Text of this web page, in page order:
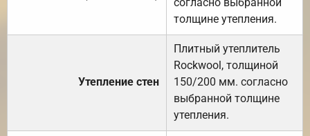
толщине утепления.
Утепление стен
Плитный утеплитель
Rockwool, толщиной
150/200 мм. согласно
выбранной толщине
утепления.